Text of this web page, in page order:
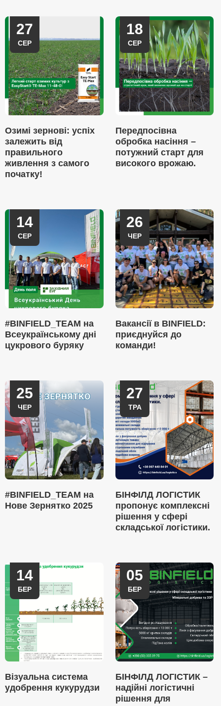
27
СЕР
Озимі зернові: успіх
залежить від
правильного
живлення з самого
початку!
18
СЕР
Передпосівна
обробка насіння –
потужний старт для
високого врожаю.
14
СЕР
#BINFIELD_TEAM на
Всеукраїнському дні
цукрового буряку
26
ЧЕР
Вакансії в BINFIELD:
приєднуйся до
команди!
25
ЧЕР
#BINFIELD_TEAM на
Нове Зернятко 2025
27
ТРА
БІНФІЛД ЛОГІСТИК
пропонує комплексні
рішення у сфері
складської логістики.
14
БЕР
Візуальна система
удобрення кукурудзи
05
БЕР
БІНФІЛД ЛОГІСТИК –
надійні логістичні
рішення для